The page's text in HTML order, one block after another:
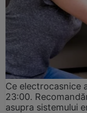
Ce electrocasnice
23:00.
asupra sistemului